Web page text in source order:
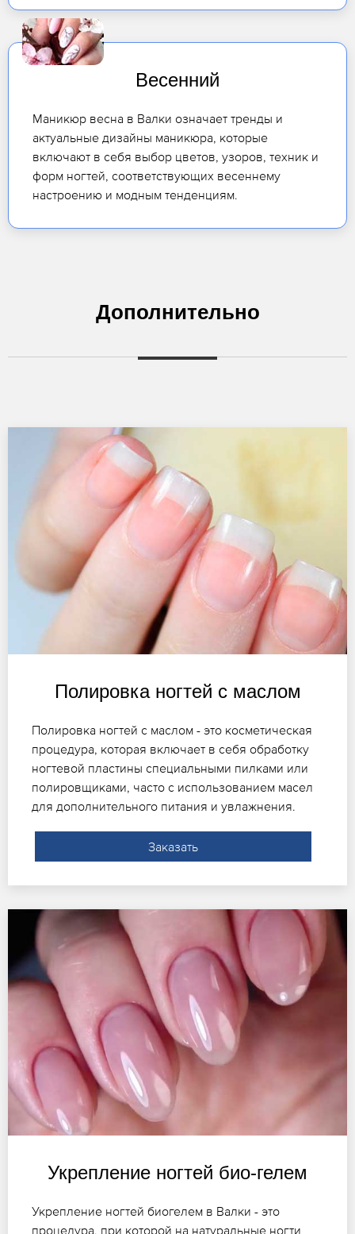
Весенний
Маникюр весна в Валки означает тренды и
актуальные дизайны маникюра, которые
включают в себя выбор цветов, узоров, техник и
форм ногтей, соответствующих весеннему
настроению и модным тенденциям.
Дополнительно
Полировка ногтей с маслом
Полировка ногтей с маслом - это косметическая
процедура, которая включает в себя обработку
ногтевой пластины специальными пилками или
полировщиками, часто с использованием масел
для дополнительного питания и увлажнения.
Заказать
Укрепление ногтей био-гелем
Укрепление ногтей биогелем в Валки - это
процедура, при которой на натуральные ногти